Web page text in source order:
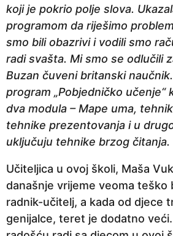
koji je pokrio polje slova.
programom da riješimo
smo bili obazrivi i vodili smo
radi svašta. Mi smo se odlučili
Buzan čuveni britanski
program „Pobjedničko učenje“
dva modula – Mape uma,
tehnike prezentovanja i u
uključuju tehnike brzog čitanja.
Učiteljica u ovoj školi, Maša
današnje vrijeme veoma teško
radnik-učitelj, a kada od djece
genijalce, teret je dodatno